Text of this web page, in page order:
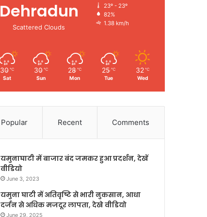
Dehradun
Scattered Clouds
23º - 23º
82%
1.38 km/h
30 ℃
Sat
30 ℃
Sun
28 ℃
Mon
25 ℃
Tue
32 ℃
Wed
Popular Recent Comments
यमुनाघाटी में बाजार बंद जमकर हुआ प्रदर्शन, देखें
वीडियो
June 3, 2023
यमुना घाटी में अतिवृष्टि से भारी नुकसान, आधा
दर्जन से अधिक मजदूर लापता, देखे वीडियो
June 29, 2025